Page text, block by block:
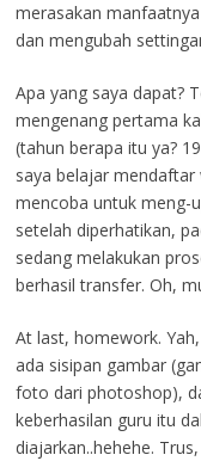
merasakan
dan mengubah
Apa yang saya dapat?
mengenang pertama
(tahun berapa itu ya?
saya belajar mendaftar
mencoba untuk meng-
setelah diperhatikan,
sedang melakukan
berhasil transfer. Oh,
At last, homework.
ada sisipan gambar
foto dari photoshop),
keberhasilan guru itu
diajarkan..hehehe.